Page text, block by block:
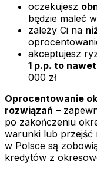
oczekujesz
będzie maleć
zależy Ci na
akceptujesz
1 p.p. to
000 zł
Oprocentowanie
rozwiązań –
po zakończeniu
warunki lub przejść
w Polsce są
kredytów z